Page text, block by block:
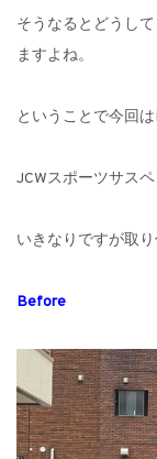
そうなるとどうし
ますよね。
ということで今回
JCWスポーツサス
いきなりですが取
Before